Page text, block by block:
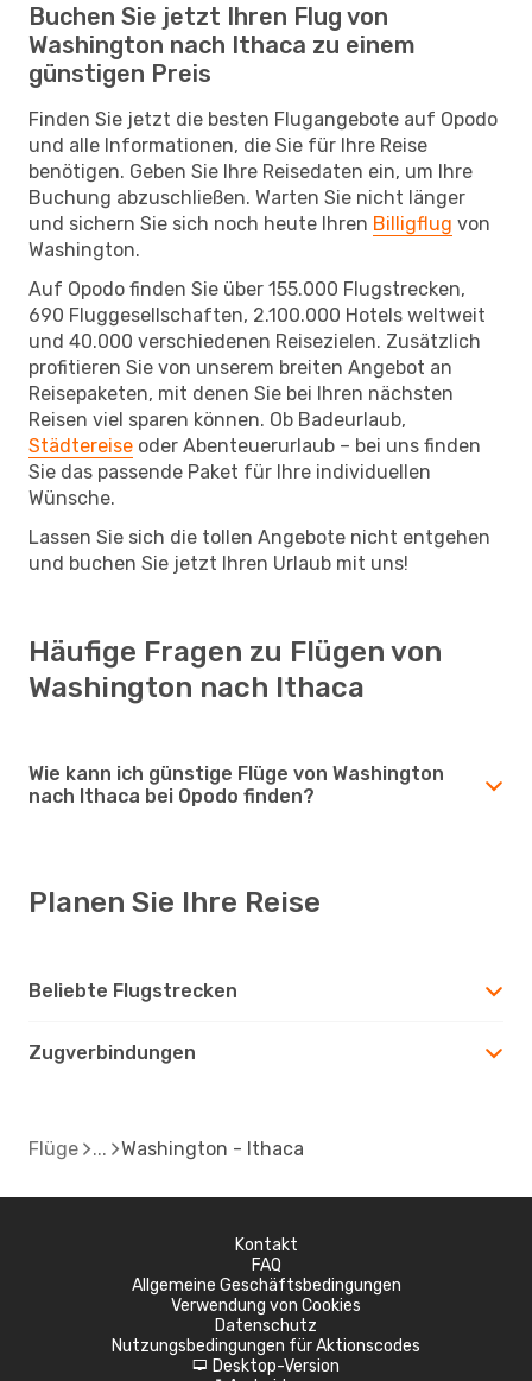
Buchen Sie jetzt Ihren Flug von
Washington nach Ithaca zu einem
günstigen Preis
Finden Sie jetzt die besten Flugangebote auf Opodo
und alle Informationen, die Sie für Ihre Reise
benötigen. Geben Sie Ihre Reisedaten ein, um Ihre
Buchung abzuschließen. Warten Sie nicht länger
und sichern Sie sich noch heute Ihren Billigflug von
Washington.
Auf Opodo finden Sie über 155.000 Flugstrecken,
690 Fluggesellschaften, 2.100.000 Hotels weltweit
und 40.000 verschiedenen Reisezielen. Zusätzlich
profitieren Sie von unserem breiten Angebot an
Reisepaketen, mit denen Sie bei Ihren nächsten
Reisen viel sparen können. Ob Badeurlaub,
Städtereise oder Abenteuerurlaub – bei uns finden
Sie das passende Paket für Ihre individuellen
Wünsche.
Lassen Sie sich die tollen Angebote nicht entgehen
und buchen Sie jetzt Ihren Urlaub mit uns!
Häufige Fragen zu Flügen von
Washington nach Ithaca
Wie kann ich günstige Flüge von Washington
nach Ithaca bei Opodo finden?
Planen Sie Ihre Reise
Beliebte Flugstrecken
Zugverbindungen
Flüge Washington - Ithaca
Kontakt
FAQ
Allgemeine Geschäftsbedingungen
Verwendung von Cookies
Datenschutz
Nutzungsbedingungen für Aktionscodes
d Desktop-Version